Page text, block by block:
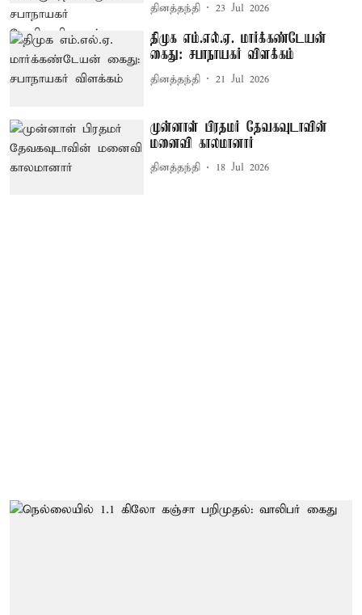
தினத்தந்தி 23 Jul 2026
திமுக எம்.எல்.ஏ. மார்க்கண்டேயன்
கைது: சபாநாயகர் விளக்கம்
தினத்தந்தி 21 Jul 2026
முன்னாள் பிரதமர் தேவகவுடாவின்
மனைவி காலமானார்
தினத்தந்தி 18 Jul 2026